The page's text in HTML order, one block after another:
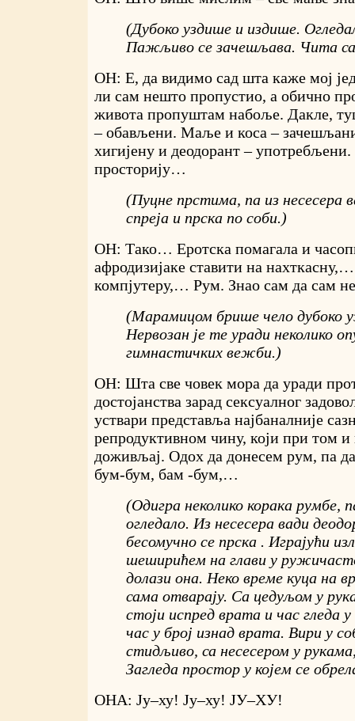
(Дубоко уздише и издише.
Пажљиво се зачешљава. Чита са
ОН: Е, да видимо сад шта каже мој
ли сам нешто пропустио, а обично
живота пропуштам набоље. Дакле,
– обављени. Маље и коса –
хигијену и деодорант –
просторију…
(Пуцне прстима, па из несесера
спреја и прска по соби.)
ОН: Тако… Еротска помагала и
афродизијаке ставити на
компјутеру,… Рум. Знао сам да сам
(Марамицом брише чело дубоко
Нервозан је те уради неколико
гимнастичких вежби.)
ОН: Шта све човек мора да уради
достојанства зарад сексуалног
уствари представља најбаналније
репродуктивном чину, који при том и
доживљај. Одох да донесем рум, па
бум-бум, бам -бум,…
(Одигра неколико корака румбе,
огледало. Из несесера вади
бесомучно се прска . Играјући
шеширићем на глави у
долази она. Неко време куца на
сама отварају. Са цедуљом у
стоји испред врата и час гледа
час у број изнад врата. Вири у
стидљиво, са несесером у
Загледа простор у којем се
ОНА: Ју–ху! Ју–ху! ЈУ–ХУ!